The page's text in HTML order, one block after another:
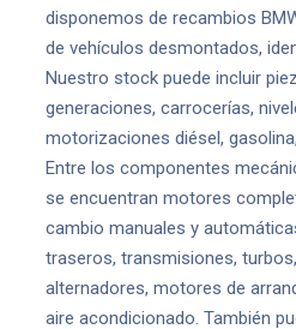
disponemos de recambios
de vehículos desmontados,
Nuestro stock puede incluir
generaciones, carrocerías,
motorizaciones diésel,
Entre los componentes
se encuentran motores
cambio manuales y
traseros, transmisiones,
alternadores, motores de
aire acondicionado. También